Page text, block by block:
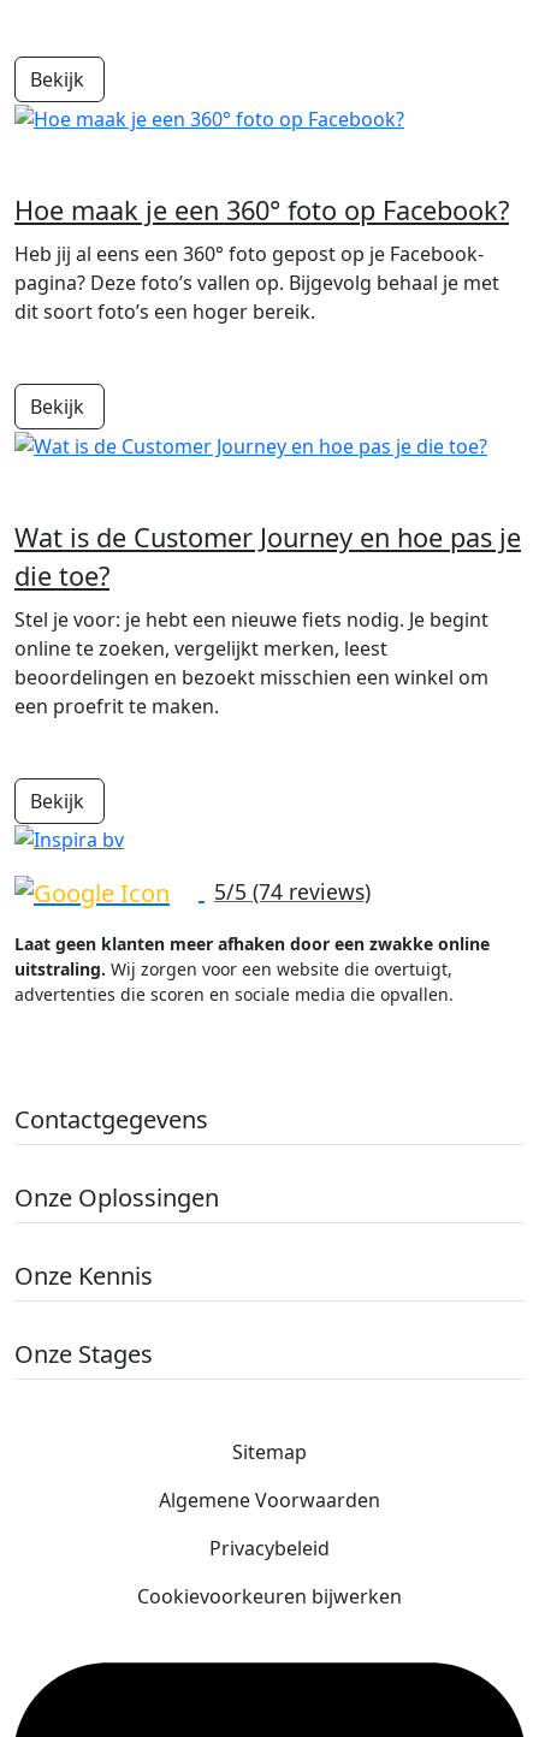
Bekijk
Hoe maak je een 360° foto op Facebook?
Heb jij al eens een 360° foto gepost op je Facebook-
pagina? Deze foto’s vallen op. Bijgevolg behaal je met
dit soort foto’s een hoger bereik.
Bekijk
Wat is de Customer Journey en hoe pas je
die toe?
Stel je voor: je hebt een nieuwe fiets nodig. Je begint
online te zoeken, vergelijkt merken, leest
beoordelingen en bezoekt misschien een winkel om
een proefrit te maken.
Bekijk
5/5 (74 reviews)
Laat geen klanten meer afhaken door een zwakke online
uitstraling. Wij zorgen voor een website die overtuigt,
advertenties die scoren en sociale media die opvallen.
Contactgegevens
Onze Oplossingen
Onze Kennis
Onze Stages
Sitemap
Algemene Voorwaarden
Privacybeleid
Cookievoorkeuren bijwerken